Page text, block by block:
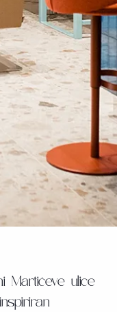
Martićeve ulice